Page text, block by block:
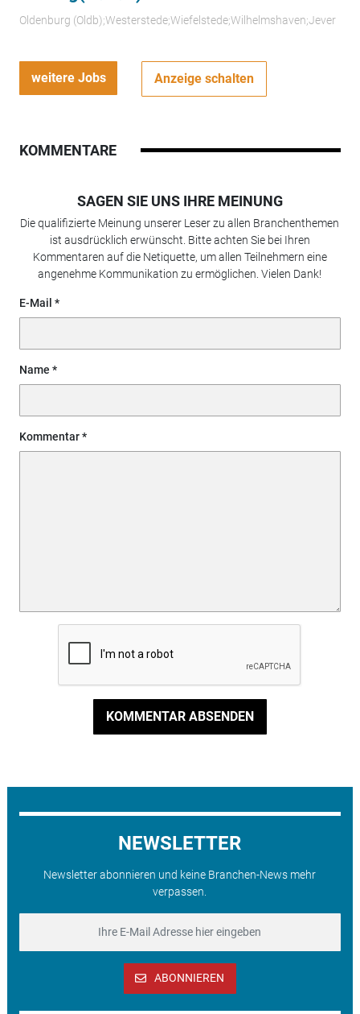
Oldenburg (Oldb);Westerstede;Wiefelstede;Wilhelmshaven;Jever
weitere Jobs Anzeige schalten
KOMMENTARE
SAGEN SIE UNS IHRE MEINUNG
Die qualifizierte Meinung unserer Leser zu allen Branchenthemen
ist ausdrücklich erwünscht. Bitte achten Sie bei Ihren
Kommentaren auf die Netiquette, um allen Teilnehmern eine
angenehme Kommunikation zu ermöglichen. Vielen Dank!
E-Mail
Name
Kommentar
KOMMENTAR ABSENDEN
NEWSLETTER
Newsletter abonnieren und keine Branchen-News mehr
verpassen.
ABONNIEREN